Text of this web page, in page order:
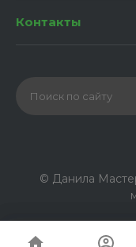
Контакты
© Данила